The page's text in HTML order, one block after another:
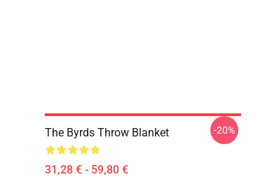
The Byrds Throw Blanket
31,28 € - 59,80 €
-20%